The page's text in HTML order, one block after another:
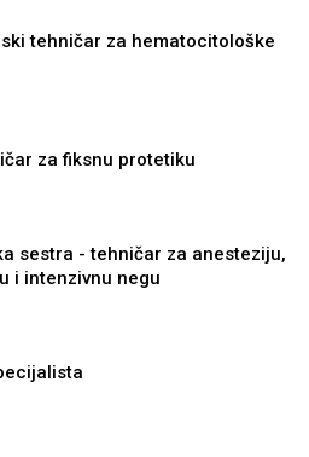
tehničar za hematocitološke
za fiksnu protetiku
sestra - tehničar za anesteziju,
i intenzivnu negu